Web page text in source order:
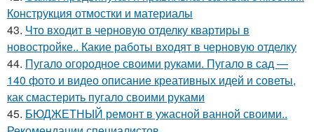
Конструкция отмостки и материалы
43. Что входит в черновую отделку квартиры в
новостройке.. Какие работы входят в черновую отделку
44. Пугало огородное своими руками. Пугало в сад —
140 фото и видео описание креативных идей и советы,
как смастерить пугало своими руками
45. БЮДЖЕТНЫЙ ремонт в ужасной ванной своими..